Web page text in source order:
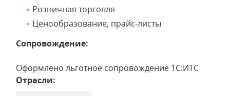
Розничная торговля
Ценообразование, прайс-листы
Сопровождение:
Оформлено льготное сопровождение 1С:ИТС
Отрасли: